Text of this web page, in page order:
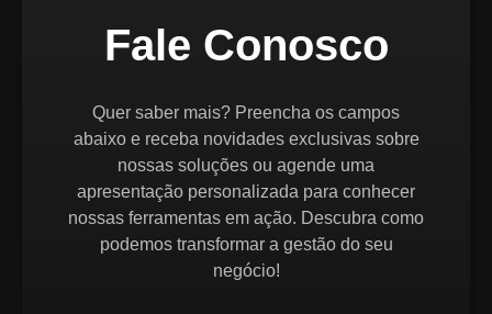
Fale Conosco
Quer saber mais? Preencha os campos
abaixo e receba novidades exclusivas sobre
nossas soluções ou agende uma
apresentação personalizada para conhecer
nossas ferramentas em ação. Descubra como
podemos transformar a gestão do seu
negócio!